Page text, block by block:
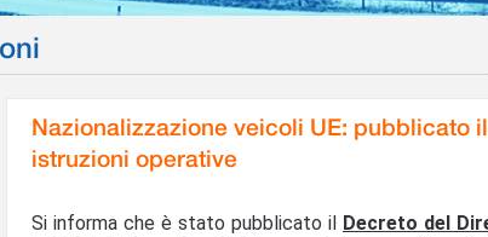
Nazionalizzazione veicoli UE: pubblicato
istruzioni operative
Si informa che è stato pubblicato il
Decreto del